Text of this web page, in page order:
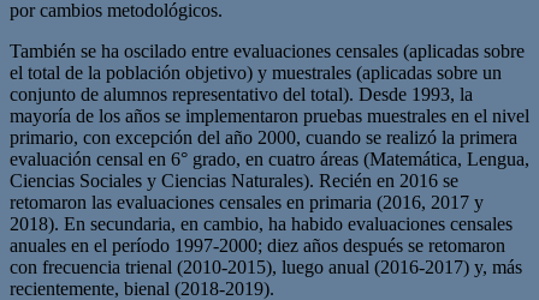
por cambios metodológicos.
También se ha oscilado entre evaluaciones censales (aplicadas sobre
el total de la población objetivo) y muestrales (aplicadas sobre un
conjunto de alumnos representativo del total). Desde 1993, la
mayoría de los años se implementaron pruebas muestrales en el nivel
primario, con excepción del año 2000, cuando se realizó la primera
evaluación censal en 6° grado, en cuatro áreas (Matemática, Lengua,
Ciencias Sociales y Ciencias Naturales). Recién en 2016 se
retomaron las evaluaciones censales en primaria (2016, 2017 y
2018). En secundaria, en cambio, ha habido evaluaciones censales
anuales en el período 1997-2000; diez años después se retomaron
con frecuencia trienal (2010-2015), luego anual (2016-2017) y, más
recientemente, bienal (2018-2019).